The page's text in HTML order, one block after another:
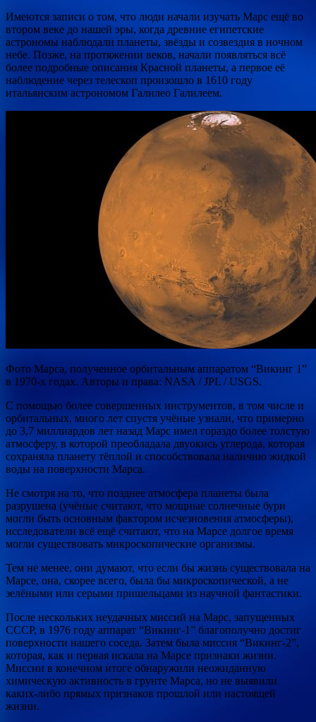
Имеются записи о том, что люди начали изучать Марс ещё во
втором веке до нашей эры, когда древние египетские
астрономы наблюдали планеты, звёзды и созвездия в ночном
небе. Позже, на протяжении веков, начали появляться всё
более подробные описания Красной планеты, а первое её
наблюдение через телескоп произошло в 1610 году
итальянским астрономом Галилео Галилеем.
Фото Марса, полученное орбитальным аппаратом “Викинг 1”
в 1970-х годах. Авторы и права: NASA / JPL / USGS.
С помощью более совершенных инструментов, в том числе и
орбитальных, много лет спустя учёные узнали, что примерно
до 3,7 миллиардов лет назад Марс имел гораздо более толстую
атмосферу, в которой преобладала двуокись углерода, которая
сохраняла планету тёплой и способствовала наличию жидкой
воды на поверхности Марса.
Не смотря на то, что позднее атмосфера планеты была
разрушена (учёные считают, что мощные солнечные бури
могли быть основным фактором исчезновения атмосферы),
исследователи всё ещё считают, что на Марсе долгое время
могли существовать микроскопические организмы.
Тем не менее, они думают, что если бы жизнь существовала на
Марсе, она, скорее всего, была бы микроскопической, а не
зелёными или серыми пришельцами из научной фантастики.
После нескольких неудачных миссий на Марс, запущенных
СССР, в 1976 году аппарат “Викинг-1” благополучно достиг
поверхности нашего соседа. Затем была миссия “Викинг-2”,
которая, как и первая искала на Марсе признаки жизни.
Миссии в конечном итоге обнаружили неожиданную
химическую активность в грунте Марса, но не выявили
каких-либо прямых признаков прошлой или настоящей
жизни.